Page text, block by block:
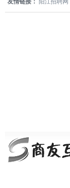
友情链接：
阳江招聘网